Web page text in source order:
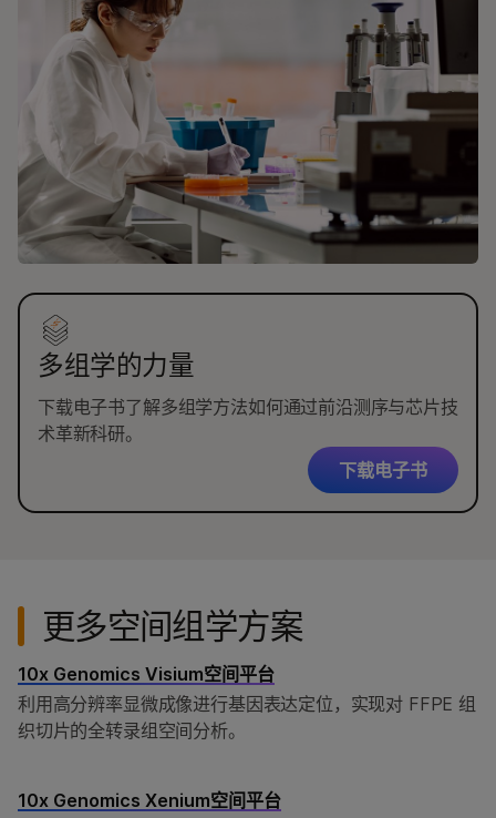
多组学的力量
下载电子书了解多组学方法如何通过前沿测序与芯片技
术革新科研。
下载电子书
更多空间组学方案
10x Genomics Visium空间平台
利用高分辨率显微成像进行基因表达定位，实现对 FFPE 组
织切片的全转录组空间分析。
10x Genomics Xenium空间平台